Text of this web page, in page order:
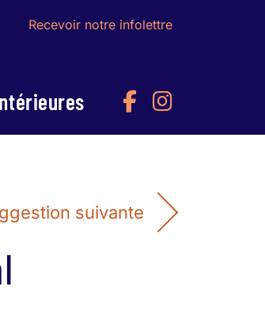
Recevoir notre infolettre
suivante